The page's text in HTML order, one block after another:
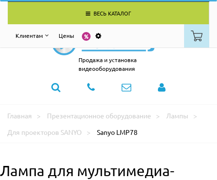
ВЕСЬ КАТАЛОГ
Клиентам Цены
Продажа и установка
видеооборудования
Главная Презентационное оборудование
Лампы
Для проекторов SANYO
Sanyo LMP78
Лампа для мультимедиа-